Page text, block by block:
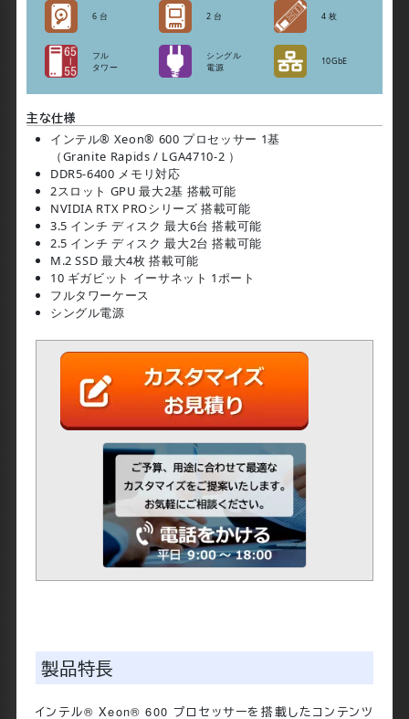
6 台 2 台
フル
シングル
10GbE
主な仕様
インテル® Xeon® 600 プロセッサー 1基
（Granite Rapids / LGA4710-2 ）
DDR5-6400 メモリ対応
2スロット GPU 最大2基 搭載可能
NVIDIA RTX PROシリーズ 搭載可能
3.5 インチ ディスク 最大6台 搭載可能
2.5 インチ ディスク 最大2台 搭載可能
M.2 SSD 最大4枚 搭載可能
10 ギガビット イーサネット 1ポート
シングル電源
製品特長